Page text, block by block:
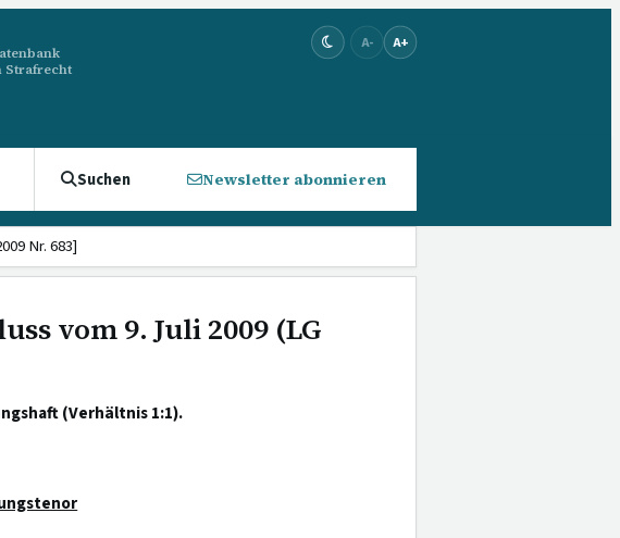
Strafrecht
A- A+
Suchen Newsletter abonnieren
Nr. 683]
vom 9. Juli 2009 (LG
(Verhältnis 1:1).